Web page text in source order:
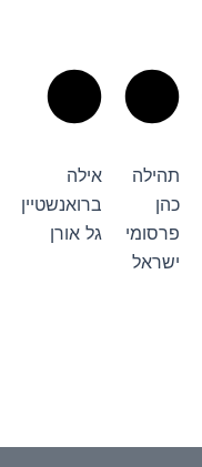
תהילה
כהן
פרסומי
ישראל
אילה
ברואנשטיין
גל אורן